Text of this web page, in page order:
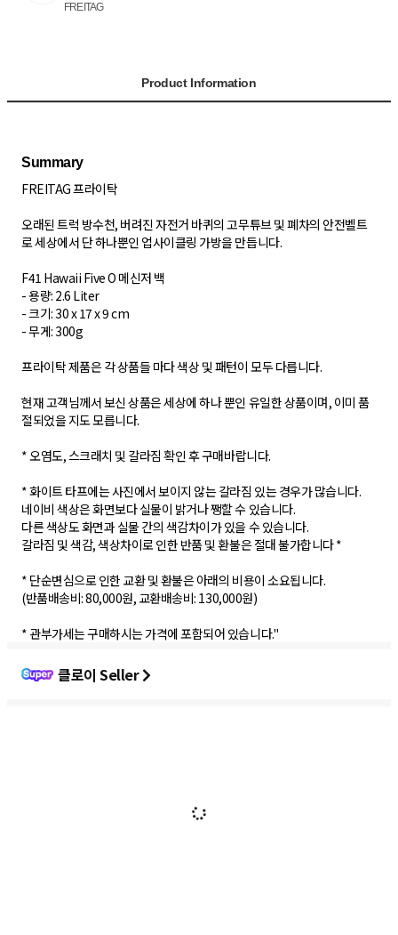
FREITAG
Product Information
Summary
FREITAG 프라이탁
오래된 트럭 방수천, 버려진 자전거 바퀴의 고무튜브 및 폐차의 안전벨트
로 세상에서 단 하나뿐인 업사이클링 가방을 만듭니다.
F41 Hawaii Five O 메신저 백
- 용량: 2.6 Liter
- 크기: 30 x 17 x 9 cm
- 무게: 300g
프라이탁 제품은 각 상품들 마다 색상 및 패턴이 모두 다릅니다.
현재 고객님께서 보신 상품은 세상에 하나 뿐인 유일한 상품이며, 이미 품
절되었을 지도 모릅니다.
* 오염도, 스크래치 및 갈라짐 확인 후 구매바랍니다.
* 화이트 타프에는 사진에서 보이지 않는 갈라짐 있는 경우가 많습니다.
네이비 색상은 화면보다 실물이 밝거나 쨍할 수 있습니다.
다른 색상도 화면과 실물 간의 색감차이가 있을 수 있습니다.
갈라짐 및 색감, 색상차이로 인한 반품 및 환불은 절대 불가합니다 *
* 단순변심으로 인한 교환 및 환불은 아래의 비용이 소요됩니다.
(반품배송비: 80,000원, 교환배송비: 130,000원)
클로이 Seller